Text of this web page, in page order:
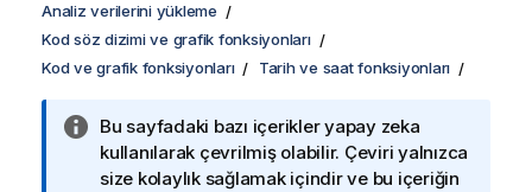
Analiz verilerini yükleme
Kod söz dizimi ve grafik fonksiyonları
Kod ve grafik fonksiyonları
Tarih ve saat fonksiyonları
Bu sayfadaki bazı içerikler yapay zeka
kullanılarak çevrilmiş olabilir. Çeviri yalnızca
size kolaylık sağlamak içindir ve bu içeriğin